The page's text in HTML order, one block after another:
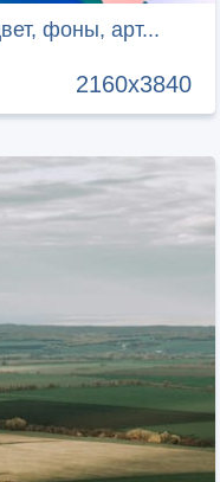
фоны, арт...
2160x3840